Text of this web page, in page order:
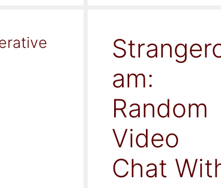
am:
Random
Video
Chat